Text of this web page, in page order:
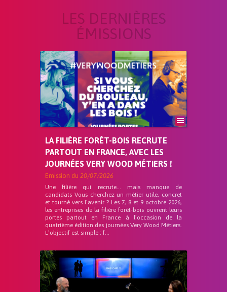
LES DERNIÈRES
ÉMISSIONS
LA FILIÈRE FORÊT-BOIS RECRUTE
PARTOUT EN FRANCE, AVEC LES
JOURNÉES VERY WOOD MÉTIERS !
Emission du 20/07/2026
Une filière qui recrute… mais manque de
candidats Vous cherchez un métier utile, concret
et tourné vers l’avenir ? Les 7, 8 et 9 octobre 2026,
les entreprises de la filière forêt-bois ouvrent leurs
portes partout en France à l’occasion de la
quatrième édition des journées Very Wood Métiers.
L’objectif est simple : f...